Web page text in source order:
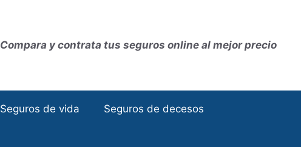
Compara y contrata tus seguros online al mejor precio
Seguros de vida Seguros de decesos